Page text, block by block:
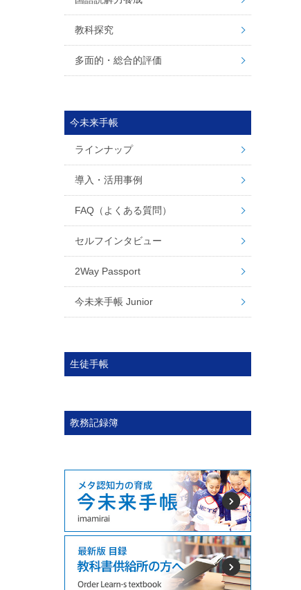
教科探究
多面的・総合的評価
今未来手帳
ラインナップ
導入・活用事例
FAQ（よくある質問）
セルフインタビュー
2Way Passport
今未来手帳 Junior
生徒手帳
教務記録簿